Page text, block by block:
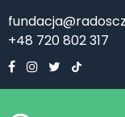
+48 720 802 317